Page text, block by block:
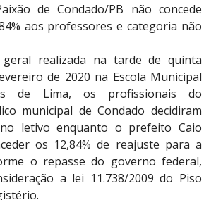
de Condado/PB não concede
aos professores e categoria não
geral realizada na tarde de quinta
de 2020 na Escola Municipal
de Lima, os profissionais do
municipal de Condado decidiram
letivo enquanto o prefeito Caio
os 12,84% de reajuste para a
o repasse do governo federal,
a lei 11.738/2009 do Piso